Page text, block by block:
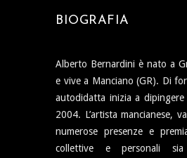
BIOGRAFIA
Alberto Bernardini è nato a
e vive a Manciano (GR). Di
autodidatta inizia a dipingere
2004. L’artista mancianese,
numerose presenze e
collettive e personali